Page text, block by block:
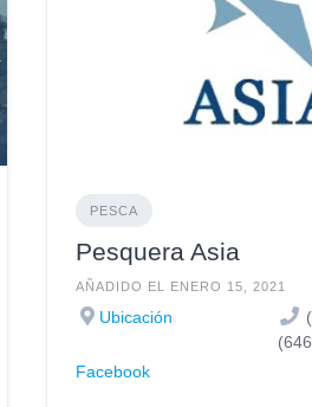
PESCA
Pesquera Asia
AÑADIDO EL ENERO 15, 2021
Ubicación
Facebook